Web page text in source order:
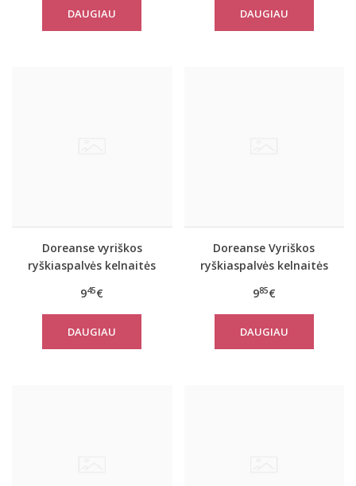
DAUGIAU DAUGIAU
Doreanse vyriškos
ryškiaspalvės kelnaitės
945€
DAUGIAU
Doreanse Vyriškos
ryškiaspalvės kelnaitės
985€
DAUGIAU